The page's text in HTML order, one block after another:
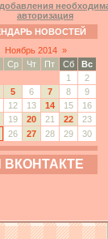
авторизация
НОВОСТЕЙ
Ноябрь 2014 »
Ср Чт Пт Сб
Вс
1
2
5 6 7 8
9
12 13 14 15
16
19 20 21 22
23
26 27 28 29 30
ВКОНТАКТЕ